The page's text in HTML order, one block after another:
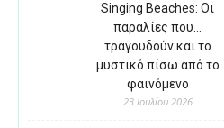
Singing Beaches: Οι
παραλίες που…
τραγουδούν και το
μυστικό πίσω από το
φαινόμενο
23 Ιουλίου 2026